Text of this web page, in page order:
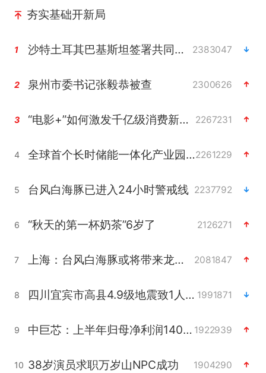
夯实基础开新局
1 沙特土耳其巴基斯坦签署共同防务协议 2383047
2 泉州市委书记张毅恭被查 2300626
3 “电影+”如何激发千亿级消费新活力？ 2267231
4 全球首个长时储能一体化产业园量产2261229
5 台风白海豚已进入24小时警戒线 2237792
6 “秋天的第一杯奶茶”6岁了 2126271
7 上海：台风白海豚或将带来龙卷风 2081847
8 四川宜宾市高县4.9级地震致1人死亡 1991871
9 中巨芯：上半年归母净利润1405.77万元 1922939
10 38岁演员求职万岁山NPC成功 1904290